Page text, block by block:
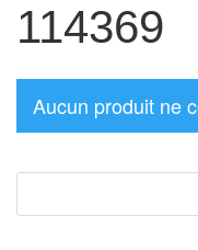
114369
Aucun produit ne